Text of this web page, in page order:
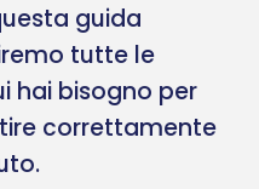
guida
tutte le
hai bisogno per
correttamente